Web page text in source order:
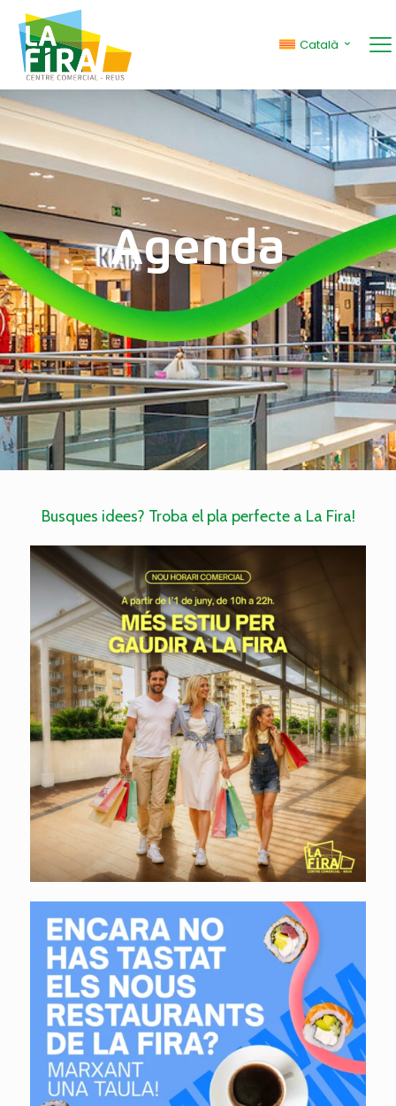
Català
Agenda
Busques idees? Troba el pla perfecte a La Fira!
La Fira estrena horari d’estiu: obrim de 10h a
22h
Encara no has provat els nous restaurants de
La Fira?